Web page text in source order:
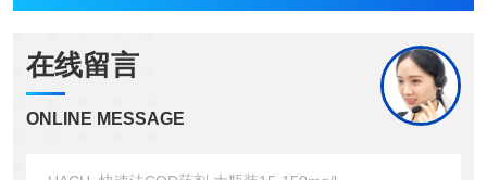
在线留言
ONLINE MESSAGE